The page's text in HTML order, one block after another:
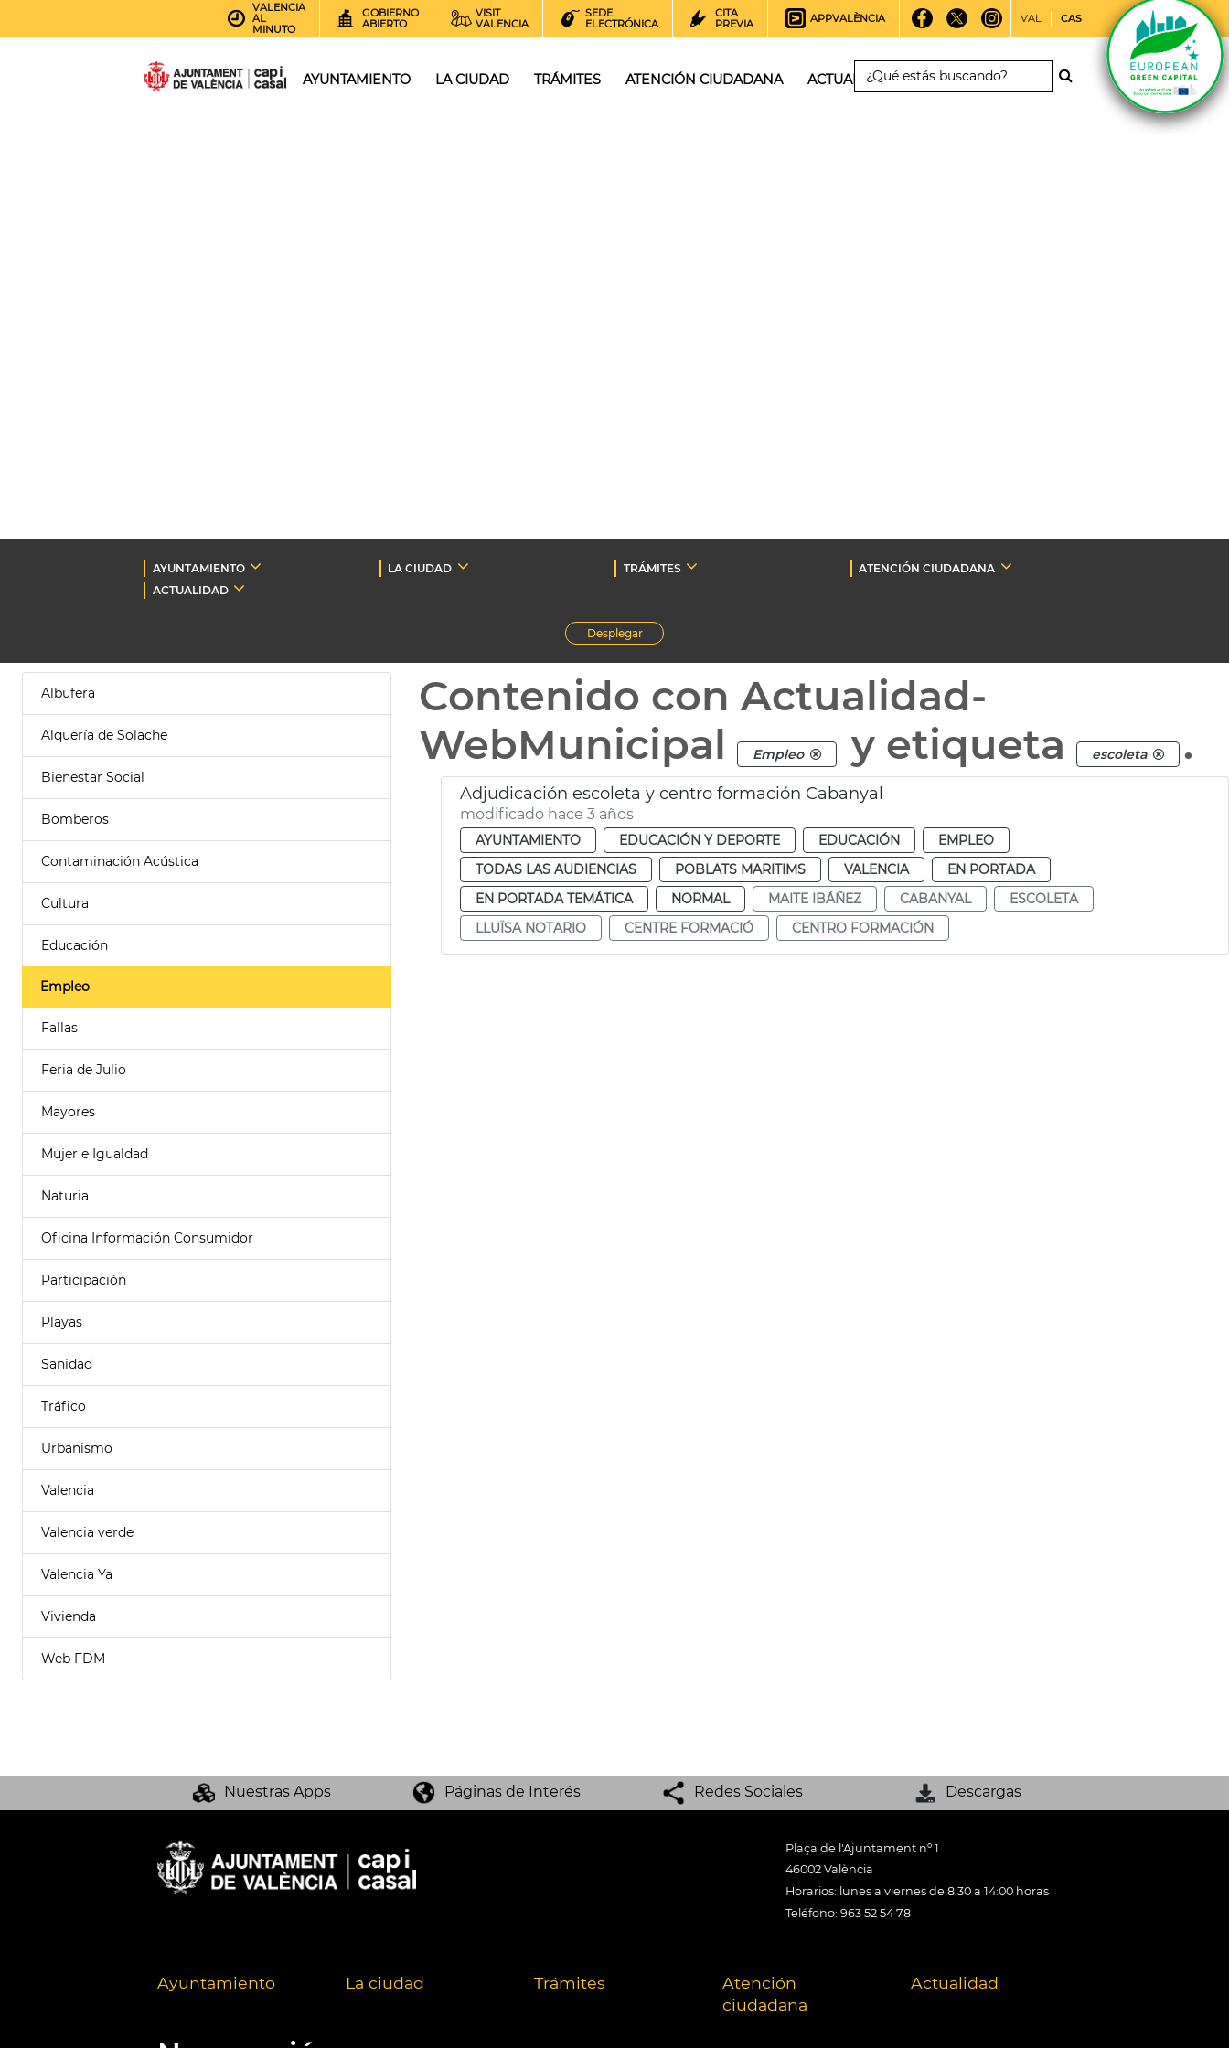
VALENCIA
AL
MINUTO
GOBIERNO
ABIERTO
VISIT
VALENCIA
SEDE
ELECTRÓNICA
CITA
PREVIA
APPVALÈNCIA VAL CAS
AYUNTAMIENTO LA CIUDAD TRÁMITES ATENCIÓN CIUDADANA ACTUALIDAD
AYUNTAMIENTO LA CIUDAD TRÁMITES
ATENCIÓN CIUDADANA
ACTUALIDAD
Desplegar
Albufera
Alquería de Solache
Bienestar Social
Bomberos
Contaminación Acústica
Cultura
Educación
Empleo
Fallas
Feria de Julio
Mayores
Mujer e Igualdad
Naturia
Oficina Información Consumidor
Participación
Playas
Sanidad
Tráfico
Urbanismo
Valencia
Valencia verde
Valencia Ya
Vivienda
Web FDM
Contenido con Actualidad-
WebMunicipal
Empleo y etiqueta escoleta .
Adjudicación escoleta y centro formación Cabanyal
modificado hace 3 años
AYUNTAMIENTO EDUCACIÓN Y DEPORTE EDUCACIÓN
EMPLEO
TODAS LAS AUDIENCIAS
POBLATS MARITIMS VALENCIA
EN PORTADA
EN PORTADA TEMÁTICA
NORMAL MAITE IBÁÑEZ CABANYAL
ESCOLETA
LLUÏSA NOTARIO
CENTRE FORMACIÓ CENTRO FORMACIÓN
Nuestras Apps Páginas de Interés Redes Sociales Descargas
Plaça de l'Ajuntament nº 1
46002 València
Horarios: lunes a viernes de 8:30 a 14:00 horas
Teléfono: 963 52 54 78
Ayuntamiento La ciudad Trámites
Atención
ciudadana
Actualidad